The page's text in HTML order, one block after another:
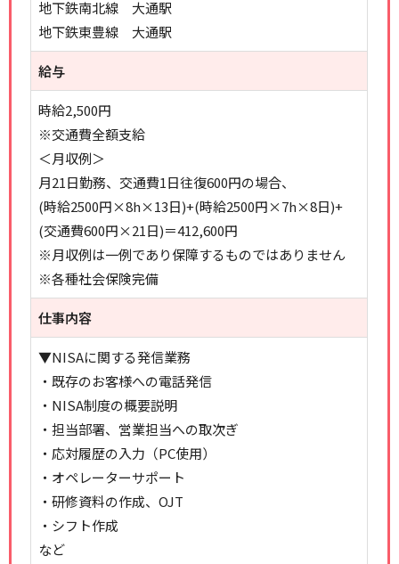
地下鉄南北線 大通駅
地下鉄東豊線 大通駅
給与
時給2,500円
※交通費全額支給
＜月収例＞
月21日勤務、交通費1日往復600円の場合、
(時給2500円×8h×13日)+(時給2500円×7h×8日)+
(交通費600円×21日)＝412,600円
※月収例は一例であり保障するものではありません
※各種社会保険完備
仕事内容
▼NISAに関する発信業務
・既存のお客様への電話発信
・NISA制度の概要説明
・担当部署、営業担当への取次ぎ
・応対履歴の入力（PC使用）
・オペレーターサポート
・研修資料の作成、OJT
・シフト作成
など